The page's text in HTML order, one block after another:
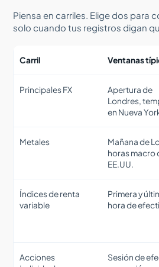
Piensa en carriles. Elige dos para
solo cuando tus registros digan
Carril Ventanas
Principales FX
Apertura de
Londres,
en Nueva
Metales
Mañana de
horas macro
EE.UU.
Índices de renta
variable
Primera y
hora de
Acciones
Sesión de